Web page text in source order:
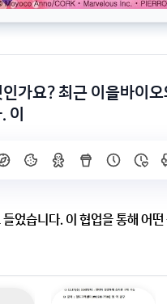
가요? 최근 이을바이
이
었습니다. 이 협업을 통해 어떤